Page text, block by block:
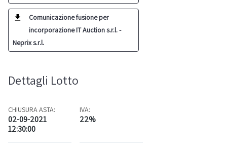
Comunicazione fusione per
incorporazione IT Auction s.r.l. -
Neprix s.r.l.
Dettagli Lotto
CHIUSURA ASTA:
02-09-2021
12:30:00
IVA:
22%